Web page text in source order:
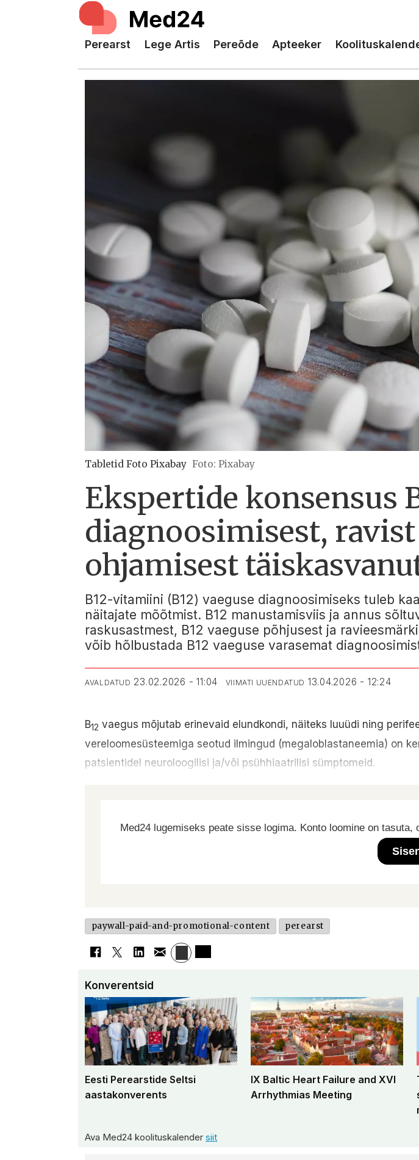
Perearst Lege Artis Pereõde Apteeker
Tabletid Foto Pixabay Foto: Pixabay
Ekspertide konsensus
diagnoosimisest,
ohjamisest
B12-vitamiini (B12) vaeguse diagnoosimiseks tuleb
näitajate mõõtmist. B12 manustamisviis ja annus
raskusastmest, B12 vaeguse põhjusest ja
võib hõlbustada B12 vaeguse varasemat
AVALDATUD 23.02.2026 - 11:04 VIIMATI UUENDATUD 13.04.2026 - 12:24
B12 vaegus mõjutab erinevaid elundkondi, näiteks luuüdi ning
vereloomesüsteemiga seotud ilmingud (megaloblastaneemia) on
patsientidel neuroloogilisi ja/või psühhiaatrilisi sümptomeid.
Med24 lugemiseks peate sisse logima. Konto loomine on
paywall-paid-and-promotional-content perearst
Konverentsid
Eesti Perearstide Seltsi
aastakonverents
IX Baltic Heart Failure and XVI
Arrhythmias Meeting
Ava Med24 koolituskalendersiit